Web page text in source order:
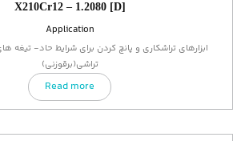
X210Cr12 – 1.2080 [D]
Application
ابزارهای تراشکاری و پانچ کردن برای شرایط حاد- تیغه
تراشی(برقوزنی)
Read more